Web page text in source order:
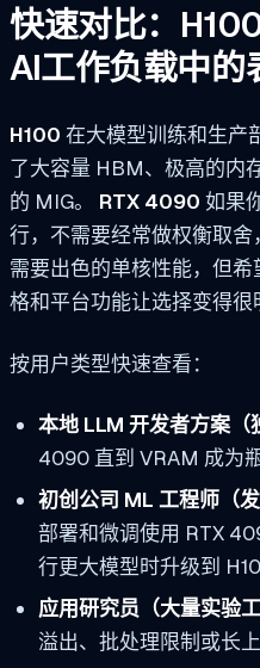
快速对比：
AI工作负载中的
H100 在大模型训练和生产
了大容量 HBM、极高的内
的 MIG。 RTX 4090 如果
行，不需要经常做权衡取
需要出色的单核性能，但
格和平台功能让选择变得很
按用户类型快速查看：
本地 LLM 开发者方案（
4090 直到 VRAM 成为瓶
初创公司 ML 工程师（发
部署和微调使用 RTX
行更大模型时升级到
应用研究员（大量实验工
溢出、批处理限制或长上